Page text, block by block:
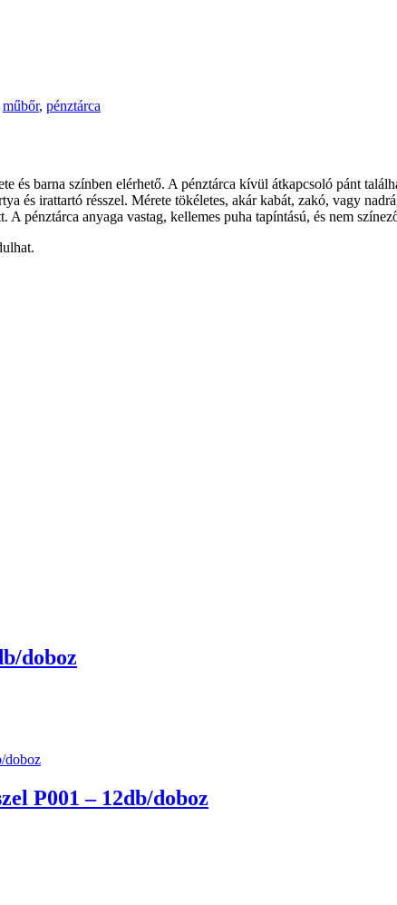
műbőr, pénztárca
és barna színben elérhető. A pénztárca kívül átkapcsoló pánt
és irattartó résszel. Mérete tökéletes, akár kabát, zakó, vagy
pénztárca anyaga vastag, kellemes puha tapíntású, és nem
doboz
P001 – 12db/doboz